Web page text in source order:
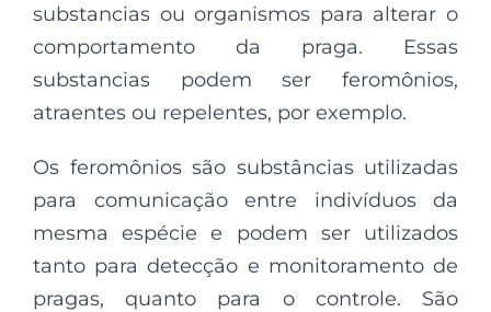
substancias ou organismos para alterar o
comportamento da praga. Essas
substancias podem ser feromônios,
atraentes ou repelentes, por exemplo.
Os feromônios são substâncias utilizadas
para comunicação entre indivíduos da
mesma espécie e podem ser utilizados
tanto para detecção e monitoramento de
pragas, quanto para o controle. São